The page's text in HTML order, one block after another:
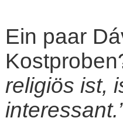
Ein paar
religiös ist,